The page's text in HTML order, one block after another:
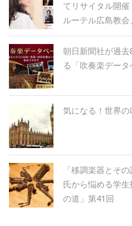
てリサイタル開
ルーテル広島教会
朝日新聞社が過
る「吹奏楽デー
気になる！世界の
「移調楽器とそ
氏から悩める学
の道」第41回